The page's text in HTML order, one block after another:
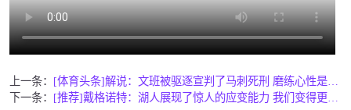
上一条：
[体育头条]解说：文班被驱逐宣判了马刺死刑 磨练心性是哈珀成
下一条：